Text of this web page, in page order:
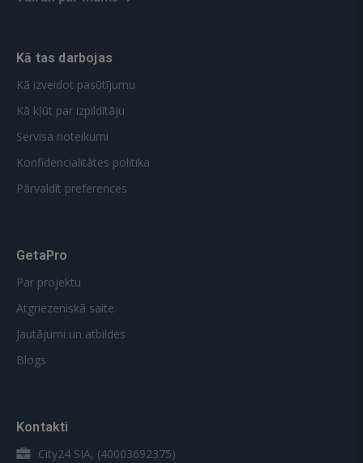
Kā tas darbojas
Kā izveidot pasūtījumu
Kā kļūt par izpildītāju
Servisa noteikumi
Konfidencialitātes politika
Pārvaldīt preferences
GetaPro
Par projektu
Atgriezeniskā saite
Jautājumi un atbildes
Blogs
Kontakti
City24 SIA, (40003692375)